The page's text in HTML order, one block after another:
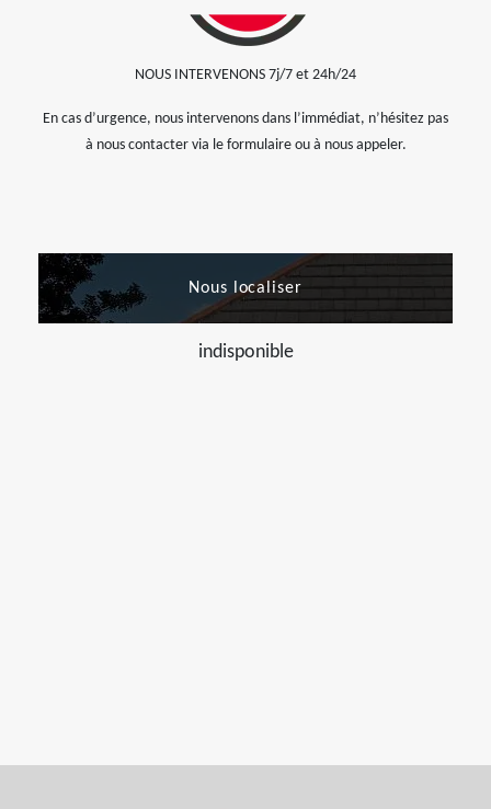
NOUS INTERVENONS 7j/7 et 24h/24
En cas d’urgence, nous intervenons dans l’immédiat, n’hésitez pas
à nous contacter via le formulaire ou à nous appeler.
Nous localiser
indisponible